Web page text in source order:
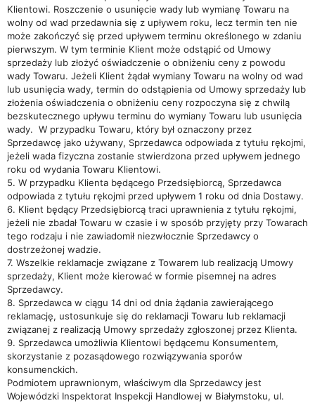
Klientowi. Roszczenie o usunięcie wady lub wymianę Towaru na
wolny od wad przedawnia się z upływem roku, lecz termin ten nie
może zakończyć się przed upływem terminu określonego w zdaniu
pierwszym. W tym terminie Klient może odstąpić od Umowy
sprzedaży lub złożyć oświadczenie o obniżeniu ceny z powodu
wady Towaru. Jeżeli Klient żądał wymiany Towaru na wolny od wad
lub usunięcia wady, termin do odstąpienia od Umowy sprzedaży lub
złożenia oświadczenia o obniżeniu ceny rozpoczyna się z chwilą
bezskutecznego upływu terminu do wymiany Towaru lub usunięcia
wady. W przypadku Towaru, który był oznaczony przez
Sprzedawcę jako używany, Sprzedawca odpowiada z tytułu rękojmi,
jeżeli wada fizyczna zostanie stwierdzona przed upływem jednego
roku od wydania Towaru Klientowi.
5. W przypadku Klienta będącego Przedsiębiorcą, Sprzedawca
odpowiada z tytułu rękojmi przed upływem 1 roku od dnia Dostawy.
6. Klient będący Przedsiębiorcą traci uprawnienia z tytułu rękojmi,
jeżeli nie zbadał Towaru w czasie i w sposób przyjęty przy Towarach
tego rodzaju i nie zawiadomił niezwłocznie Sprzedawcy o
dostrzeżonej wadzie.
7. Wszelkie reklamacje związane z Towarem lub realizacją Umowy
sprzedaży, Klient może kierować w formie pisemnej na adres
Sprzedawcy.
8. Sprzedawca w ciągu 14 dni od dnia żądania zawierającego
reklamację, ustosunkuje się do reklamacji Towaru lub reklamacji
związanej z realizacją Umowy sprzedaży zgłoszonej przez Klienta.
9. Sprzedawca umożliwia Klientowi będącemu Konsumentem,
skorzystanie z pozasądowego rozwiązywania sporów
konsumenckich.
Podmiotem uprawnionym, właściwym dla Sprzedawcy jest
Wojewódzki Inspektorat Inspekcji Handlowej w Białymstoku, ul.